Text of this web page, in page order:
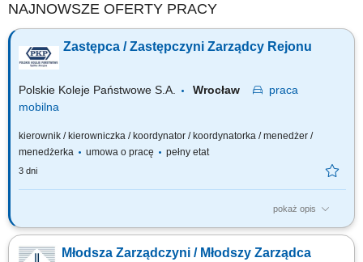
NAJNOWSZE OFERTY PRACY
Zastępca / Zastępczyni Zarządcy Rejonu
Polskie Koleje Państwowe S.A. Wrocław
praca
mobilna
kierownik / kierowniczka / koordynator / koordynatorka / menedżer /
menedżerka
umowa o pracę pełny etat
3 dni
pokaż opis
Na tym stanowisku odpowiedzialny będziesz za: Inicjowanie działań w
wniosków dla zapewnienia efektywnego zagospodarowania
Młodsza Zarządczyni / Młodszy Zarządca